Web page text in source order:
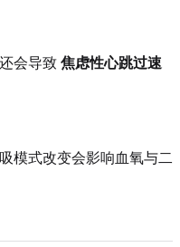
会导致 焦虑性心跳过速
模式改变会影响血氧与二